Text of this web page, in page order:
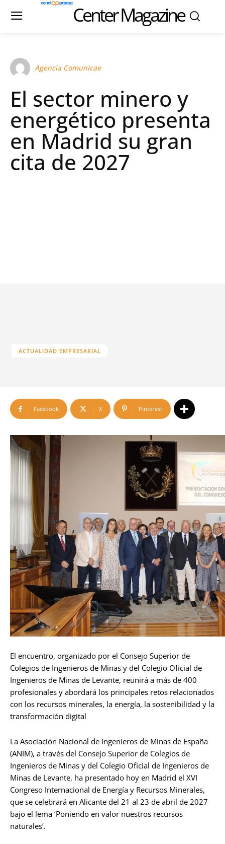
Center Magazine
Agencia Comunicae
El sector minero y
energético presenta
en Madrid su gran
cita de 2027
ACTUALIDAD EMPRESARIAL
Facebook X Pinterest
El encuentro, organizado por el Consejo Superior de
Colegios de Ingenieros de Minas y del Colegio Oficial de
Ingenieros de Minas de Levante, reunirá a más de 400
profesionales y abordará los principales retos relacionados
con los recursos minerales, la energía, la sostenibilidad y la
transformación digital
La Asociación Nacional de Ingenieros de Minas de España
(ANIM), a través del Consejo Superior de Colegios de
Ingenieros de Minas y del Colegio Oficial de Ingenieros de
Minas de Levante, ha presentado hoy en Madrid el XVI
Congreso Internacional de Energía y Recursos Minerales,
que se celebrará en Alicante del 21 al 23 de abril de 2027
bajo el lema ‘Poniendo en valor nuestros recursos
naturales’.